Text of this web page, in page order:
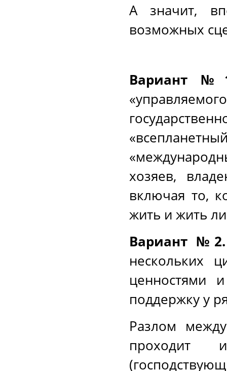
А значит,
возможных
Вариант
хозяев,
включая то,
жить и жить
Вариант №2.
нескольких
ценностями
поддержку у
Разлом
проходит